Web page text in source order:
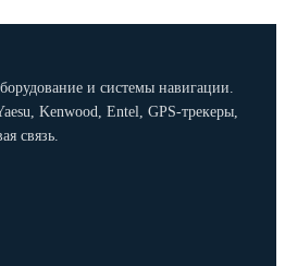
и системы навигации.
Kenwood, Entel, GPS-трекеры,
связь.